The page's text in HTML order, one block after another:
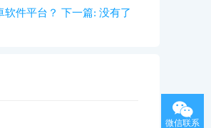
软件平台？ 下一篇: 没有了
微信联系